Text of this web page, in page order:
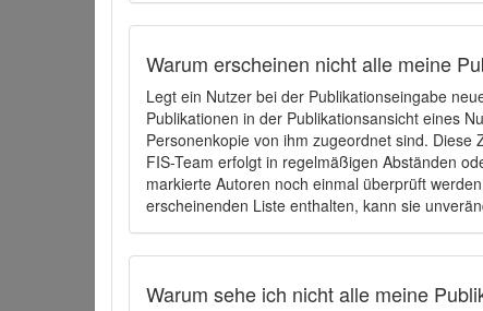
Warum erscheinen nicht alle meine
Legt ein Nutzer bei der Publikationseingabe
Publikationen in der Publikationsansicht eines
Personenkopie von ihm zugeordnet sind.
FIS-Team erfolgt in regelmäßigen Abständen
markierte Autoren noch einmal überprüft
erscheinenden Liste enthalten, kann sie
Warum sehe ich nicht alle meine